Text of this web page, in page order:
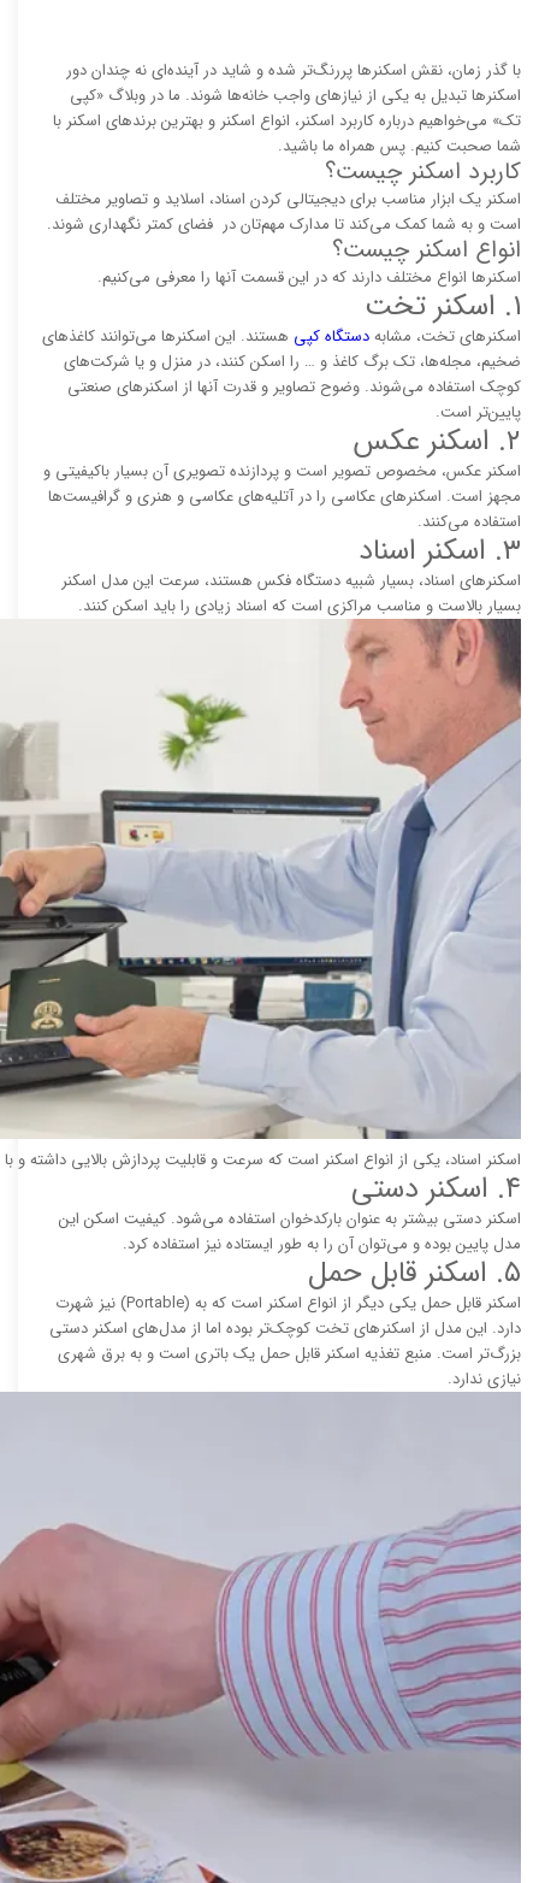
با گذر زمان، نقش اسکنرها پررنگ‌تر شده و شاید در آینده‌ای نه چندان دور
اسکنرها تبدیل به یکی از نیازهای واجب خانه‌ها شوند. ما در وبلاگ «کپی
تک» می‌خواهیم درباره کاربرد اسکنر، انواع اسکنر و بهترین برندهای اسکنر با
شما صحبت کنیم. پس همراه ما باشید.
کاربرد اسکنر چیست؟
اسکنر یک ابزار مناسب برای دیجیتالی کردن اسناد، اسلاید و تصاویر مختلف
است و به شما کمک می‌کند تا مدارک مهم‌تان در فضای کمتر نگهداری شوند.
انواع اسکنر چیست؟
اسکنرها انواع مختلف دارند که در این قسمت آنها را معرفی می‌کنیم.
۱. اسکنر تخت
اسکنرهای تخت، مشابهدستگاه کپی هستند. این اسکنرها می‌توانند کاغذهای
ضخیم، مجله‌ها، تک برگ کاغذ و … را اسکن کنند، در منزل و یا شرکت‌های
کوچک استفاده می‌شوند. وضوح تصاویر و قدرت آنها از اسکنرهای صنعتی
پایین‌تر است.
۲. اسکنر عکس
اسکنر عکس، مخصوص تصویر است و پردازنده تصویری آن بسیار باکیفیتی و
مجهز است. اسکنرهای عکاسی را در آتلیه‌های عکاسی و هنری و گرافیست‌ها
استفاده می‌کنند.
۳. اسکنر اسناد
اسکنرهای اسناد، بسیار شبیه دستگاه فکس هستند، سرعت این مدل اسکنر
بسیار بالاست و مناسب مراکزی است که اسناد زیادی را باید اسکن کنند.
اسکنر اسناد، یکی از انواع اسکنر است که سرعت و قابلیت پردازش بالایی داشته و
۴. اسکنر دستی
اسکنر دستی بیشتر به عنوان بارکدخوان استفاده می‌شود. کیفیت اسکن این
مدل پایین بوده و می‌توان آن را به طور ایستاده نیز استفاده کرد.
۵. اسکنر قابل حمل
اسکنر قابل حمل یکی دیگر از انواع اسکنر است که به (Portable) نیز شهرت
دارد. این مدل از اسکنرهای تخت کوچک‌تر بوده اما از مدل‌های اسکنر دستی
بزرگ‌تر است. منبع تغذیه اسکنر قابل حمل یک باتری است و به برق شهری
نیازی ندارد.